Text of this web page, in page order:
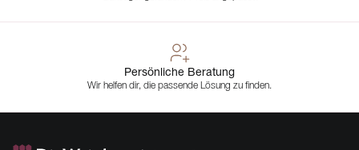
Persönliche Beratung
Wir helfen dir, die passende Lösung zu finden.